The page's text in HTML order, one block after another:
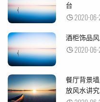
台
2020-06-
酒柜饰品
2020-
餐厅背景
放风水讲